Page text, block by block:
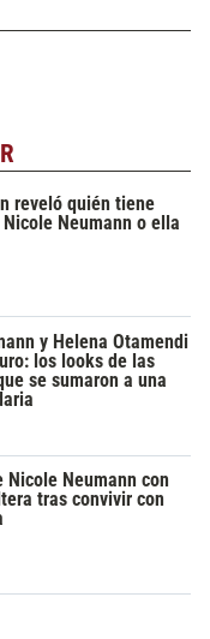
reveló quién tiene
Neumann o ella
y Helena Otamendi
los looks de las
se sumaron a una
Nicole Neumann con
tras convivir con